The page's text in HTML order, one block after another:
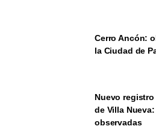
Cerro Ancón:
la Ciudad de
Nuevo
de Villa
observadas